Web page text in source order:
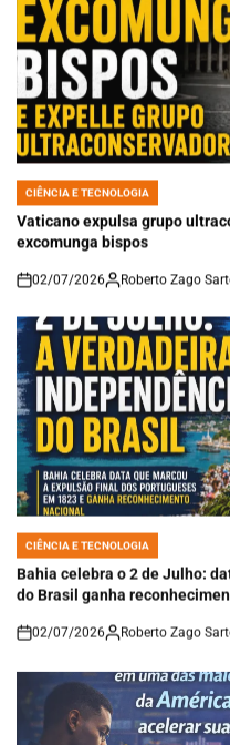
POSTED
CIÊNCIA E TECNOLOGIA
Vaticano expulsa grupo
excomunga bispos
on
02/07/2026 Roberto Zago
POSTED
IN
CIÊNCIA E TECNOLOGIA
Bahia celebra o 2 de Julho:
do Brasil ganha
on
02/07/2026 Roberto Zago